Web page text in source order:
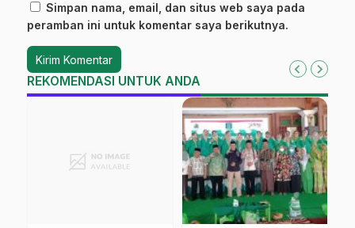
Simpan nama, email, dan situs web saya pada
peramban ini untuk komentar saya berikutnya.
REKOMENDASI UNTUK ANDA